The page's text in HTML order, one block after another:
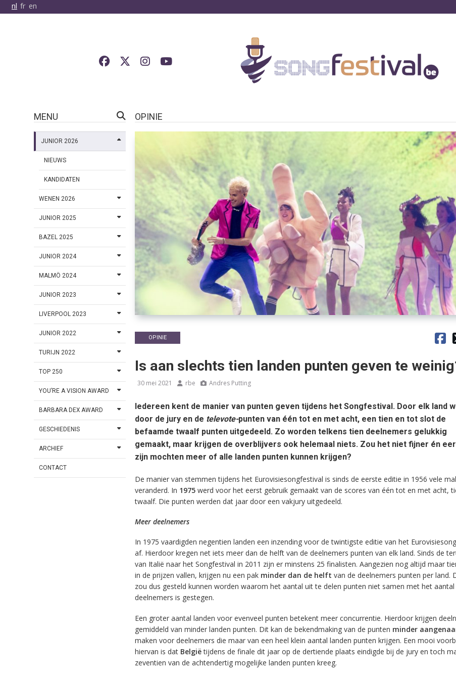
nl fr en
MENU
JUNIOR 2026
NIEUWS
KANDIDATEN
WENEN 2026
JUNIOR 2025
BAZEL 2025
JUNIOR 2024
MALMÖ 2024
JUNIOR 2023
LIVERPOOL 2023
JUNIOR 2022
TURIJN 2022
TOP 250
YOU’RE A VISION AWARD
BARBARA DEX AWARD
GESCHIEDENIS
ARCHIEF
CONTACT
OPINIE
OPINIE
Is aan slechts tien landen punten geven te
30 mei 2021 rbe Andres Putting
Iedereen kent de manier van punten geven tijdens het Songfestival. Door elk land
door de jury en de televote-punten van één tot en met acht, een tien en tot slot de
befaamde twaalf punten uitgedeeld. Zo worden telkens tien deelnemers gelukkig
gemaakt, maar krijgen de overblijvers ook helemaal niets. Zou het niet fijner én
zijn mochten meer of alle landen punten kunnen krijgen?
De manier van stemmen tijdens het Eurovisiesongfestival is sinds de eerste editie in 1956 vele
veranderd. In 1975werd voor het eerst gebruik gemaakt van de scores van één tot en met acht,
twaalf. Die punten werden dat jaar door een vakjury uitgedeeld.
Meer deelnemers
In 1975 vaardigden negentien landen een inzending voor de twintigste editie van het
af. Hierdoor kregen net iets meer dan de helft van de deelnemers punten van elk land. Sinds de
van Italië naar het Songfestival in 2011 zijn er minstens 25 finalisten. Aangezien nog altijd maar
in de prijzen vallen, krijgen nu een pak minder dan de helft van de deelnemers punten per land.
zou dus gesteld kunnen worden waarom het aantal uit te delen punten niet samen met het aantal
deelnemers is gestegen.
Een groter aantal landen voor evenveel punten betekent meer concurrentie. Hierdoor krijgen
gemiddeld van minder landen punten. Dit kan de bekendmaking van de punten minder
maken voor deelnemers die maar van een heel klein aantal landen punten krijgen. Een mooi
hiervan is dat Belgiëtijdens de finale dit jaar op de dertiende plaats eindigde bij de jury en toch
zeventien van de achtendertig mogelijke landen punten kreeg.